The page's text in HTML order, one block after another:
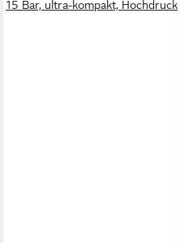
15 Bar, ultra-kompakt, Hochdruck